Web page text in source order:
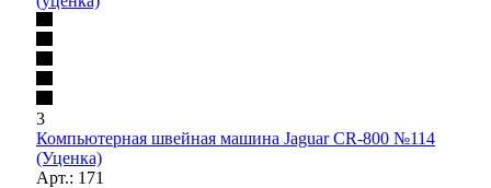
3
Компьютерная швейная машина Jaguar CR-800 №114
(Уценка)
Арт.: 171